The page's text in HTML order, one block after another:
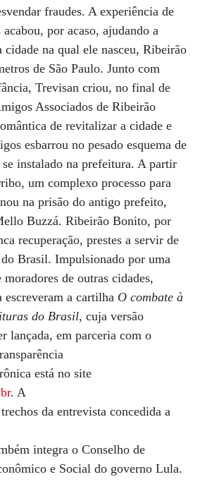
fraudes. A experiência de
acabou, por acaso, ajudando a
na qual ele nasceu, Ribeirão
de São Paulo. Junto com
Trevisan criou, no final de
Associados de Ribeirão
de revitalizar a cidade e
esbarrou no pesado esquema de
instalado na prefeitura. A partir
um complexo processo para
na prisão do antigo prefeito,
Buzzá. Ribeirão Bonito, por
recuperação, prestes a servir de
Brasil. Impulsionado por uma
de outras cidades,
escreveram a cartilha O combate à
do Brasil, cuja versão
lançada, em parceria com o
está no site
. A
da entrevista concedida a
integra o Conselho de
e Social do governo Lula.